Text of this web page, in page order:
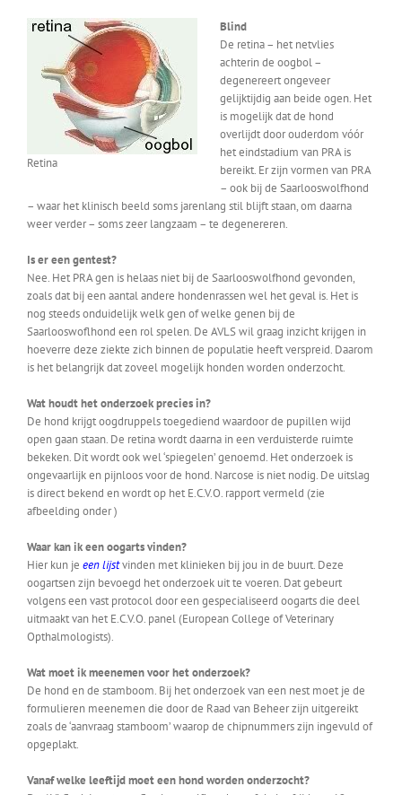
Retina
Blind
De retina – het netvlies
achterin de oogbol –
degenereert ongeveer
gelijktijdig aan beide ogen. Het
is mogelijk dat de hond
overlijdt door ouderdom vóór
het eindstadium van PRA is
bereikt. Er zijn vormen van PRA
– ook bij de Saarlooswolfhond
– waar het klinisch beeld soms jarenlang stil blijft staan, om daarna
weer verder – soms zeer langzaam – te degenereren.
Is er een gentest?
Nee. Het PRA gen is helaas niet bij de Saarlooswolfhond gevonden,
zoals dat bij een aantal andere hondenrassen wel het geval is. Het is
nog steeds onduidelijk welk gen of welke genen bij de
Saarlooswoflhond een rol spelen. De AVLS wil graag inzicht krijgen in
hoeverre deze ziekte zich binnen de populatie heeft verspreid. Daarom
is het belangrijk dat zoveel mogelijk honden worden onderzocht.
Wat houdt het onderzoek precies in?
De hond krijgt oogdruppels toegediend waardoor de pupillen wijd
open gaan staan. De retina wordt daarna in een verduisterde ruimte
bekeken. Dit wordt ook wel ‘spiegelen’ genoemd. Het onderzoek is
ongevaarlijk en pijnloos voor de hond. Narcose is niet nodig. De uitslag
is direct bekend en wordt op het E.C.V.O. rapport vermeld (zie
afbeelding onder )
Waar kan ik een oogarts vinden?
Hier kun je een lijstvinden met klinieken bij jou in de buurt. Deze
oogartsen zijn bevoegd het onderzoek uit te voeren. Dat gebeurt
volgens een vast protocol door een gespecialiseerd oogarts die deel
uitmaakt van het E.C.V.O. panel (European College of Veterinary
Opthalmologists).
Wat moet ik meenemen voor het onderzoek?
De hond en de stamboom. Bij het onderzoek van een nest moet je de
formulieren meenemen die door de Raad van Beheer zijn uitgereikt
zoals de ‘aanvraag stamboom’ waarop de chipnummers zijn ingevuld of
opgeplakt.
Vanaf welke leeftijd moet een hond worden onderzocht?